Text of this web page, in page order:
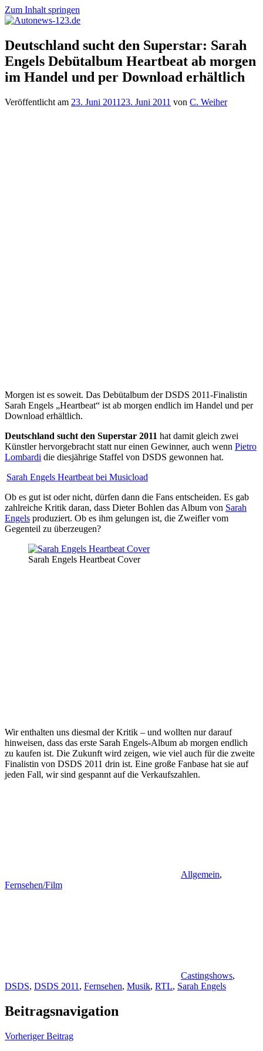
Zum Inhalt springen
Autonews-
123.de
Autonews
mit
Charme
Deutschland sucht den Superstar: Sarah
Engels Debütalbum Heartbeat ab morgen
im Handel und per Download erhältlich
Veröffentlicht am 23. Juni 2011 23. Juni 2011 von C. Weiher
Morgen ist es soweit. Das Debütalbum der DSDS 2011-Finalistin
Sarah Engels „Heartbeat“ ist ab morgen endlich im Handel und per
Download erhältlich.
Deutschland sucht den Superstar 2011 hat damit gleich zwei
Künstler hervorgebracht statt nur einen Gewinner, auch wenn Pietro
Lombardi die diesjährige Staffel von DSDS gewonnen hat.
Sarah Engels Heartbeat bei Musicload
Ob es gut ist oder nicht, dürfen dann die Fans entscheiden. Es gab
zahlreiche Kritik daran, dass Dieter Bohlen das Album von Sarah
Engels produziert. Ob es ihm gelungen ist, die Zweifler vom
Gegenteil zu überzeugen?
Sarah Engels Heartbeat Cover
Wir enthalten uns diesmal der Kritik – und wollten nur darauf
hinweisen, dass das erste Sarah Engels-Album ab morgen endlich
zu kaufen ist. Die Zukunft wird zeigen, wie viel auch für die zweite
Finalistin von DSDS 2011 drin ist. Eine große Fanbase hat sie auf
jeden Fall, wir sind gespannt auf die Verkaufszahlen.
Allgemein,
Fernsehen/Film
Castingshows,
DSDS, DSDS 2011 , Fernsehen, Musik, RTL, Sarah Engels
Beitragsnavigation
Vorheriger Beitrag